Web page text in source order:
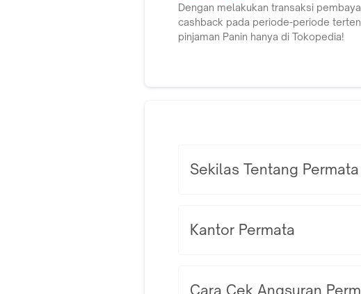
Dengan melakukan transaksi
cashback pada periode-periode
pinjaman Panin hanya di Tokopedia!
Sekilas Tentang Permata
aset konsolidasi sebesar Rp 200
(Adira Finance). Dalam hal
Kantor Permata
Cara Cek Angsuran